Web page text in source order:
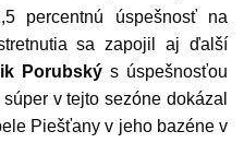
percentnú úspešnosť na
sa zapojil aj ďalší
Porubský s úspešnosťou
v tejto sezóne dokázal
Piešťany v jeho bazéne v